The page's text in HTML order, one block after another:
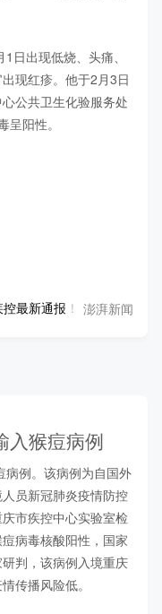
日出现低烧、头痛、
现红疹。他于2月3日
公共卫生化验服务处
阳性。
最新通报！北京将开展
澎湃新闻
入猴痘病例
病例。该病例为自国外
员新冠肺炎疫情防控
市疾控中心实验室检
病毒核酸阳性，国家
判，该病例入境重庆
传播风险低。